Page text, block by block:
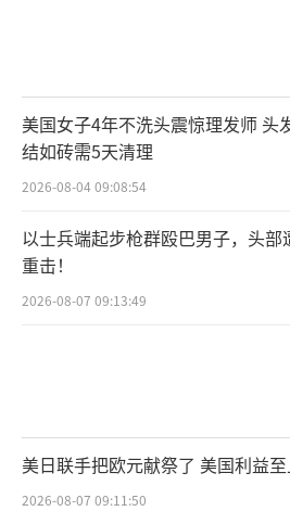
美国女子4年不洗头震惊理发师 头
结如砖需5天清理
2026-08-04 09:08:54
以士兵端起步枪群殴巴男子，头部
重击！
2026-08-07 09:13:49
美日联手把欧元献祭了 美国利益
2026-08-07 09:11:50